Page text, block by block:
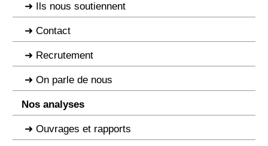
Ils nous soutiennent
Contact
Recrutement
On parle de nous
Nos analyses
Ouvrages et rapports